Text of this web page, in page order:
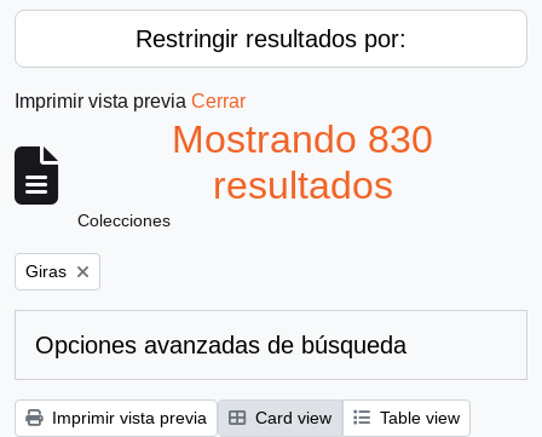
Restringir resultados por:
Imprimir vista previa Cerrar
Mostrando 830
resultados
Colecciones
Remove filter:
Giras
Opciones avanzadas de búsqueda
Imprimir vista previa Card view
Table view